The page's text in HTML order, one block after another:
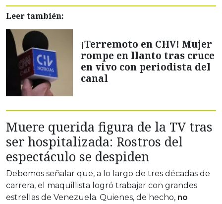
Leer también:
¡Terremoto en CHV! Mujer
rompe en llanto tras cruce
en vivo con periodista del
canal
Muere querida figura de la TV tras
ser hospitalizada: Rostros del
espectáculo se despiden
Debemos señalar que, a lo largo de tres décadas de
carrera, el maquillista logró trabajar con grandes
estrellas de Venezuela. Quienes, de hecho, no